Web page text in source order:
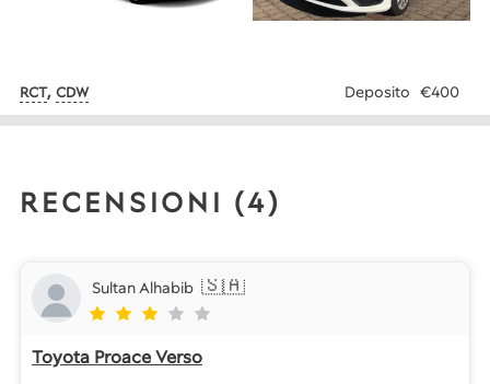
RCT, CDW Deposito €400
RECENSIONI (4)
Sultan Alhabib 🇸🇦
Toyota Proace Verso